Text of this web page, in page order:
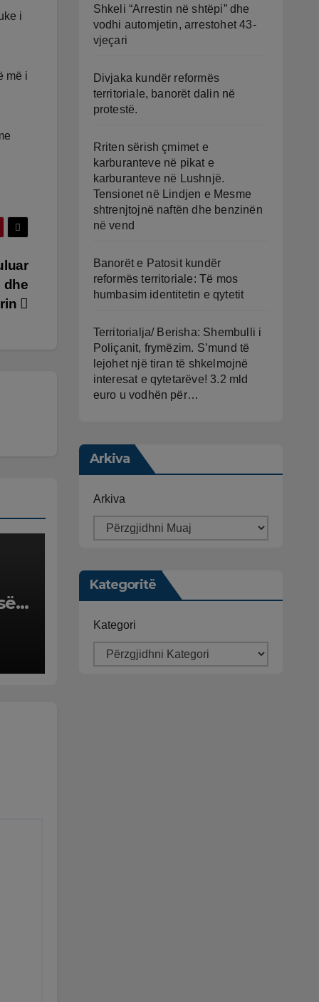
i
më i
dhe
Shkeli “Arrestin në shtëpi” dhe
vodhi automjetin, arrestohet 43-
vjeçari
Divjaka kundër reformës
territoriale, banorët dalin në
protestë.
Rriten sërish çmimet e
karburanteve në pikat e
karburanteve në Lushnjë.
Tensionet në Lindjen e Mesme
shtrenjtojnë naftën dhe benzinën
në vend
Banorët e Patosit kundër
reformës territoriale: Të mos
humbasim identitetin e qytetit
Territorialja/ Berisha: Shembulli i
Poliçanit, frymëzim. S’mund të
lejohet një tiran të shkelmojnë
interesat e qytetarëve! 3.2 mld
euro u vodhën për…
Arkiva
Arkiva
Kategoritë
Kategori